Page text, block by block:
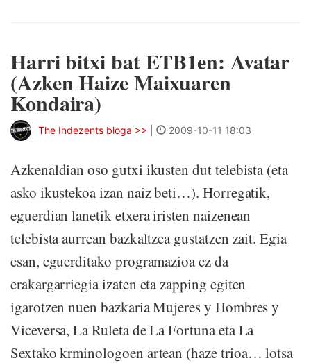
Harri bitxi bat ETB1en: Avatar
(Azken Haize Maixuaren
Kondaira)
The Indezents bloga >> 2009-10-11 18:03
Azkenaldian oso gutxi ikusten dut telebista (eta
asko ikustekoa izan naiz beti…). Horregatik,
eguerdian lanetik etxera iristen naizenean
telebista aurrean bazkaltzea gustatzen zait. Egia
esan, eguerditako programazioa ez da
erakargarriegia izaten eta zapping egiten
igarotzen nuen bazkaria Mujeres y Hombres y
Viceversa, La Ruleta de La Fortuna eta La
Sextako krminologoen artean (haze trioa… lotsa